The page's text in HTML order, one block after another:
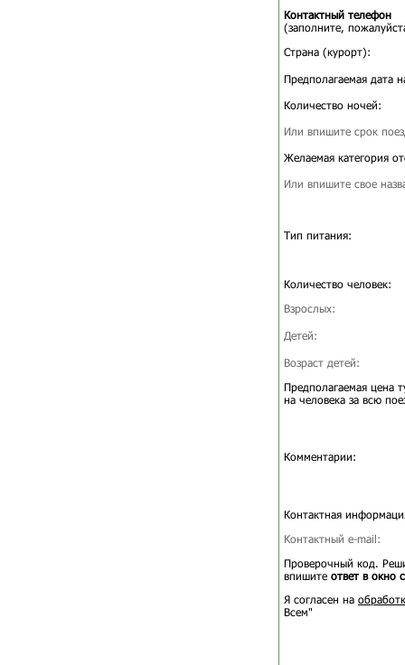
Контактный телефон
(заполните,
Страна (курорт):
Предполагаемая дата
Количество ночей:
Или впишите срок
Желаемая категория
Или впишите свое
Тип питания:
Количество человек:
Взрослых:
Детей:
Возраст детей:
Предполагаемая цена
на человека за всю
Комментарии:
Контактная
Контактный e-mail:
Проверочный код.
впишите ответ в окно
Я согласен на
Всем"